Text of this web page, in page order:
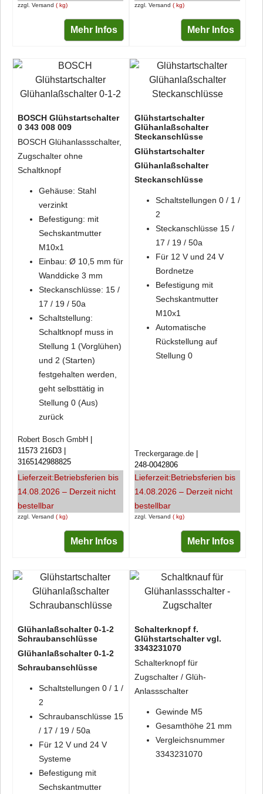
zzgl. Versand kg
Mehr Infos
zzgl. Versand kg
Mehr Infos
BOSCH Glühstartschalter
0 343 008 009
BOSCH Glühanlassschalter,
Zugschalter ohne
Schaltknopf
Gehäuse: Stahl
verzinkt
Befestigung: mit
Sechskantmutter
M10x1
Einbau: Ø 10,5 mm für
Wanddicke 3 mm
Steckanschlüsse: 15 /
17 / 19 / 50a
Schaltstellung:
Schaltknopf muss in
Stellung 1 (Vorglühen)
und 2 (Starten)
festgehalten werden,
geht selbsttätig in
Stellung 0 (Aus)
zurück
zzgl. Versand kg
Robert Bosch GmbH
11573 216D3
3165142988825
Lieferzeit:Betriebsferien bis
14.08.2026 – Derzeit nicht
bestellbar
Mehr Infos
Glühstartschalter
Glühanlaßschalter
Steckanschlüsse
Glühstartschalter
Glühanlaßschalter
Steckanschlüsse
Schaltstellungen 0 / 1 /
2
Steckanschlüsse 15 /
17 / 19 / 50a
Für 12 V und 24 V
Bordnetze
Befestigung mit
Sechskantmutter
M10x1
Automatische
Rückstellung auf
Stellung 0
zzgl. Versand kg
Treckergarage.de
248-0042806
Lieferzeit:Betriebsferien bis
14.08.2026 – Derzeit nicht
bestellbar
Mehr Infos
Glühanlaßschalter 0-1-2
Schraubanschlüsse
Glühanlaßschalter 0-1-2
Schraubanschlüsse
Schaltstellungen 0 / 1 /
2
Schraubanschlüsse 15
/ 17 / 19 / 50a
Für 12 V und 24 V
Systeme
Befestigung mit
Sechskantmutter
Schalterknopf f.
Glühstartschalter vgl.
3343231070
Schalterknopf für
Zugschalter / Glüh-
Anlassschalter
Gewinde M5
Gesamthöhe 21 mm
Vergleichsnummer
3343231070